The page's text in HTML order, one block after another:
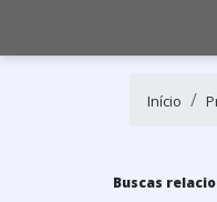
Início
Buscas